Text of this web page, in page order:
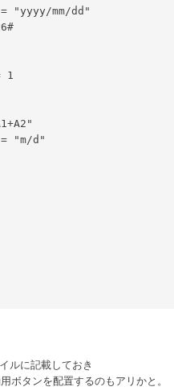
ルに記載しておき
ボタンを配置するのもアリかと。